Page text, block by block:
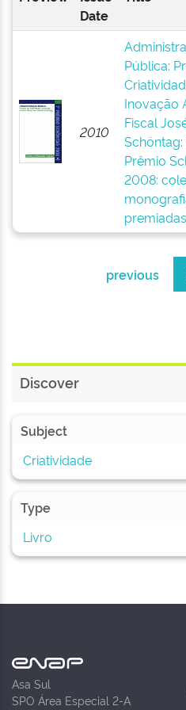
Date
2010
Pública:
Inovação
Fiscal
Schöntag:
Prêmio
2008:
premiadas
previous
Discover
Subject
Criatividade
Type
Livro
Asa Sul
SPO Área Especial 2-A